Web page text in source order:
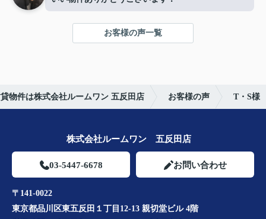
お客様の声一覧
物件は株式会社ルームワン 五反田店 お客様の声 T・S様
株式会社ルームワン 五反田店
03-5447-6678 お問い合わせ
〒141-0022
東京都品川区東五反田１丁目12-13 親切堂ビル 4階